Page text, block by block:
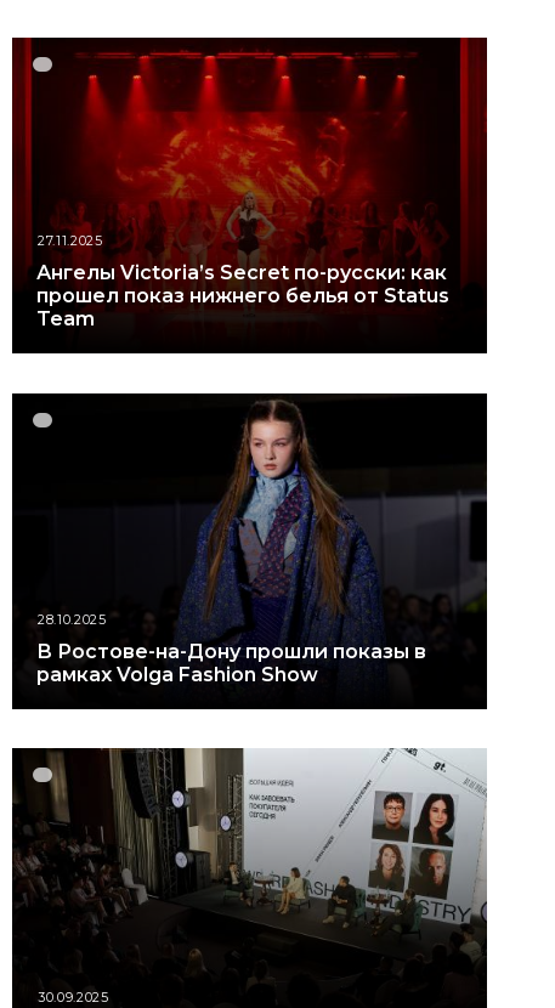
27.11.2025
Ангелы Victoria’s Secret по-русски: как
прошел показ нижнего белья от Status
Team
28.10.2025
В Ростове-на-Дону прошли показы в
рамках Volga Fashion Show
30.09.2025